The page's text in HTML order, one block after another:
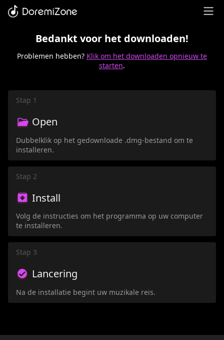
Bedankt voor het downloaden!
Problemen hebben? Klik om het downloaden opnieuw te
starten.
Stap 1
Open
Dubbelklik op het gedownloade .dmg-bestand om te
installeren.
Stap 2
Install
Volg de instructies om het programma op uw computer
te installeren.
Stap 3
Lancering
Na de installatie begint uw muzikale reis.